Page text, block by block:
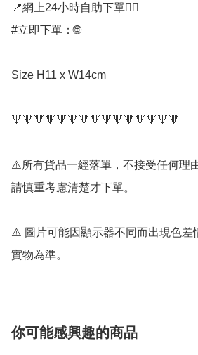
📍網上24小時自助下單👍🏻
#立即下單：🌐
Size H11 x W14cm
🔻🔻🔻🔻🔻🔻🔻🔻🔻🔻🔻🔻🔻🔻🔻
⚠️所有貨品一經落單，不接受任何理
請慎重考慮清楚才下單。
⚠️ 圖片可能因顯示器不同而出現色差
實物為準。
你可能感興趣的商品